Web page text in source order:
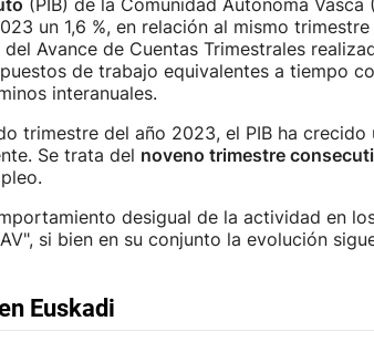
(PIB) de la Comunidad Autónoma Vasca
un 1,6 %, en relación al mismo
Avance de Cuentas Trimestrales
de trabajo equivalentes a tiempo
interanuales.
trimestre del año 2023, el PIB ha crecido
Se trata del noveno trimestre
desigual de la actividad en
si bien en su conjunto la evolución